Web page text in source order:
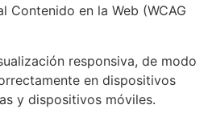
Contenido en la Web (WCAG
responsiva, de modo
en dispositivos
y dispositivos móviles.